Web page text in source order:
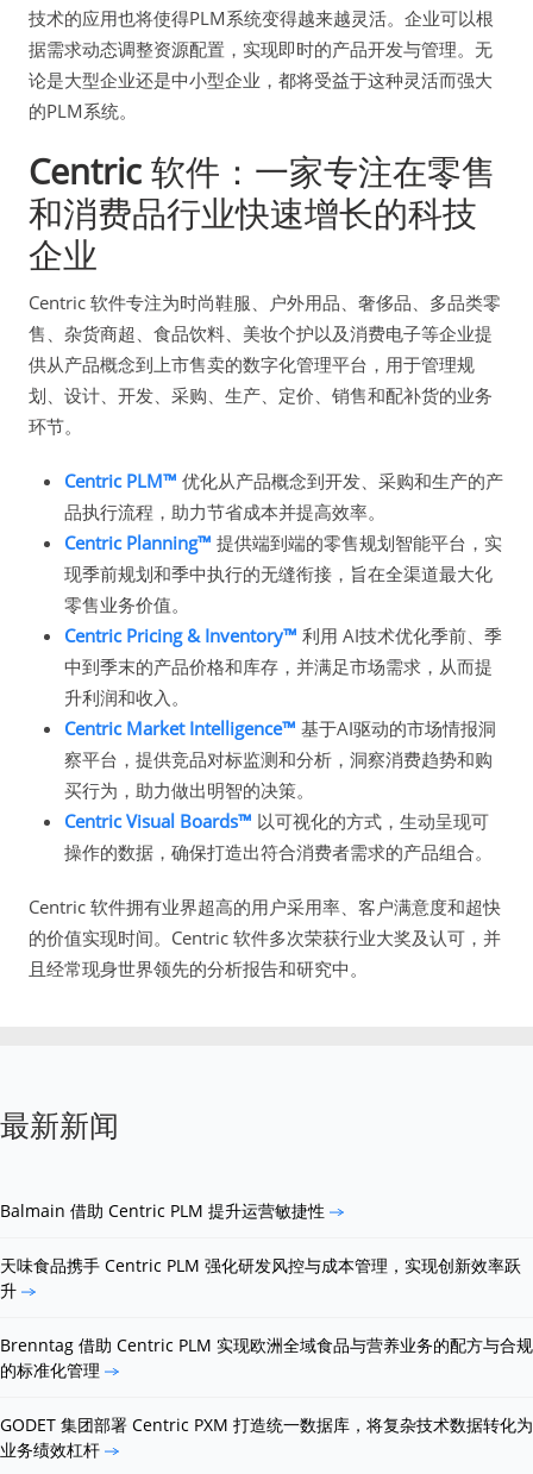
技术的应用也将使得PLM系统变得越来越灵活。企业可以根
据需求动态调整资源配置，实现即时的产品开发与管理。无
论是大型企业还是中小型企业，都将受益于这种灵活而强大
的PLM系统。
Centric 软件：一家专注在零售
和消费品行业快速增长的科技
企业
Centric 软件专注为时尚鞋服、户外用品、奢侈品、多品类零
售、杂货商超、食品饮料、美妆个护以及消费电子等企业提
供从产品概念到上市售卖的数字化管理平台，用于管理规
划、设计、开发、采购、生产、定价、销售和配补货的业务
环节。
Centric PLM™ 优化从产品概念到开发、采购和生产的产
品执行流程，助力节省成本并提高效率。
Centric Planning™ 提供端到端的零售规划智能平台，实
现季前规划和季中执行的无缝衔接，旨在全渠道最大化
零售业务价值。
Centric Pricing & Inventory™ 利用 AI技术优化季前、季
中到季末的产品价格和库存，并满足市场需求，从而提
升利润和收入。
Centric Market Intelligence™ 基于AI驱动的市场情报洞
察平台，提供竞品对标监测和分析，洞察消费趋势和购
买行为，助力做出明智的决策。
Centric Visual Boards™ 以可视化的方式，生动呈现可
操作的数据，确保打造出符合消费者需求的产品组合。
Centric 软件拥有业界超高的用户采用率、客户满意度和超快
的价值实现时间。Centric 软件多次荣获行业大奖及认可，并
且经常现身世界领先的分析报告和研究中。
最新新闻
Balmain 借助 Centric PLM 提升运营敏捷性
天味食品携手 Centric PLM 强化研发风控与成本管理，实现创新效率跃
升
Brenntag 借助 Centric PLM 实现欧洲全域食品与营养业务的配方与合规
的标准化管理
GODET 集团部署 Centric PXM 打造统一数据库，将复杂技术数据转化为
业务绩效杠杆